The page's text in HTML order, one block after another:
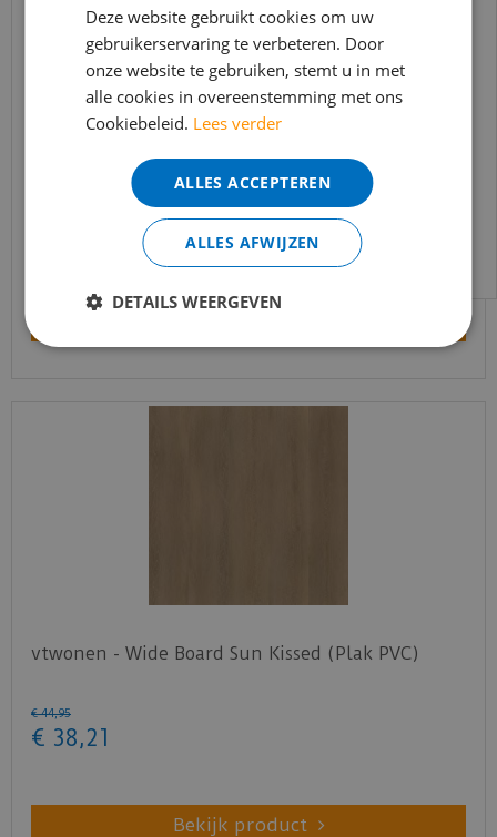
vtwonen - Wide Board Sun Kissed (Plak PVC)
€ 44,95
€ 38,21
Bekijk product
In verband met de vakantie periode zijn wij
t/m 14 augustus telefonisch helaas niet
bereikbaar.
Bestelling worden uiteraard verwerkt
echter iets minder snel dan wat je van ons
gewend bent.
Voor vragen kan je ons bereiken via
info@merkvloerenwinkel.nl
Deze website gebruikt cookies om uw
gebruikerservaring te verbeteren. Door
onze website te gebruiken, stemt u in met
alle cookies in overeenstemming met ons
Cookiebeleid. Lees verder
ALLES ACCEPTEREN
ALLES AFWIJZEN
DETAILS WEERGEVEN